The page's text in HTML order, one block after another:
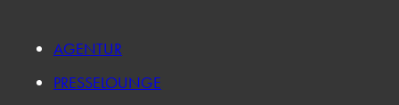
AGENTUR
PRESSELOUNGE